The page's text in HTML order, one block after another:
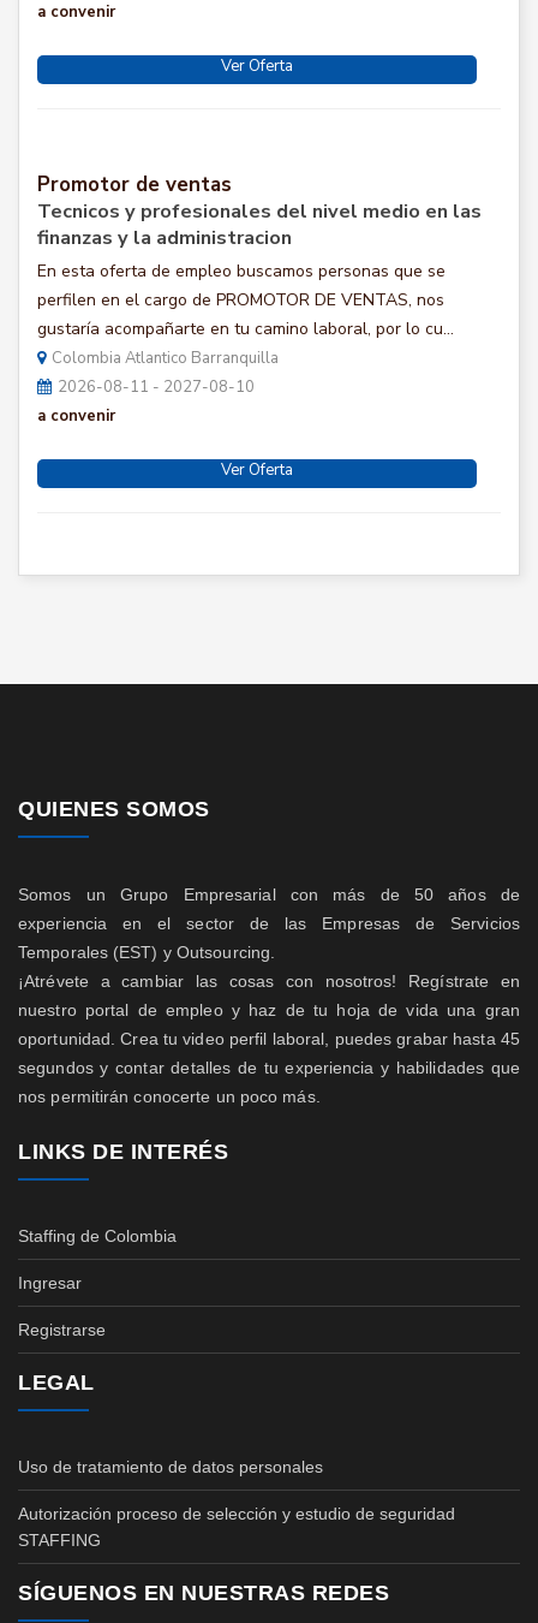
a convenir
Ver Oferta
Promotor de ventas
Tecnicos y profesionales del nivel medio en las
finanzas y la administracion
En esta oferta de empleo buscamos personas que se
perfilen en el cargo de PROMOTOR DE VENTAS, nos
gustaría acompañarte en tu camino laboral, por lo cu...
Colombia Atlantico Barranquilla
2026-08-11 - 2027-08-10
a convenir
Ver Oferta
QUIENES SOMOS
Somos un Grupo Empresarial con más de 50 años de
experiencia en el sector de las Empresas de Servicios
Temporales (EST) y Outsourcing.
¡Atrévete a cambiar las cosas con nosotros! Regístrate en
nuestro portal de empleo y haz de tu hoja de vida una gran
oportunidad. Crea tu video perfil laboral, puedes grabar hasta 45
segundos y contar detalles de tu experiencia y habilidades que
nos permitirán conocerte un poco más.
LINKS DE INTERÉS
Staffing de Colombia
Ingresar
Registrarse
LEGAL
Uso de tratamiento de datos personales
Autorización proceso de selección y estudio de seguridad
STAFFING
SÍGUENOS EN NUESTRAS REDES